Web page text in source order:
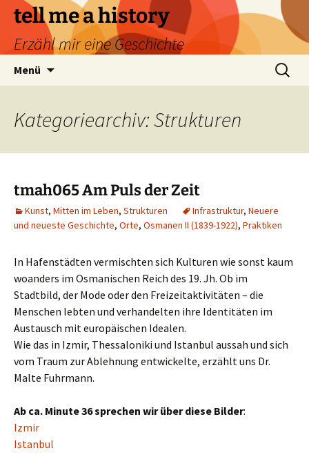
Zum
Inhalt
springen
tell me a history
Erzähl mir eine Geschichte
Menü
Suchen
nach:
Kategoriearchiv: Strukturen
tmah065 Am Puls der Zeit
Kunst, Mitten im Leben, Strukturen Infrastruktur, Neuere
und neueste Geschichte, Orte, Osmanen II (1839-1922), Praktiken
In Hafenstädten vermischten sich Kulturen wie sonst kaum
woanders im Osmanischen Reich des 19. Jh. Ob im
Stadtbild, der Mode oder den Freizeitaktivitäten – die
Menschen lebten und verhandelten ihre Identitäten im
Austausch mit europäischen Idealen.
Wie das in Izmir, Thessaloniki und Istanbul aussah und sich
vom Traum zur Ablehnung entwickelte, erzählt uns Dr.
Malte Fuhrmann.
Ab ca. Minute 36 sprechen wir über diese Bilder:
Izmir
Istanbul